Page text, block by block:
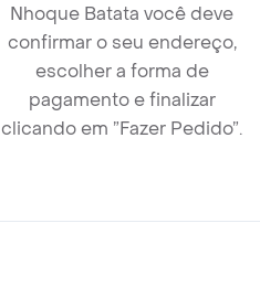
Nhoque Batata você deve
confirmar o seu endereço,
escolher a forma de
pagamento e finalizar
clicando em ”Fazer Pedido”.